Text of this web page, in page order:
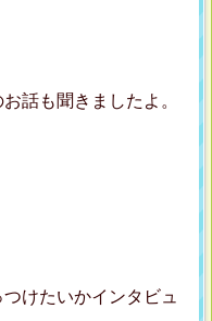
話も聞きましたよ。
けたいかインタビュ